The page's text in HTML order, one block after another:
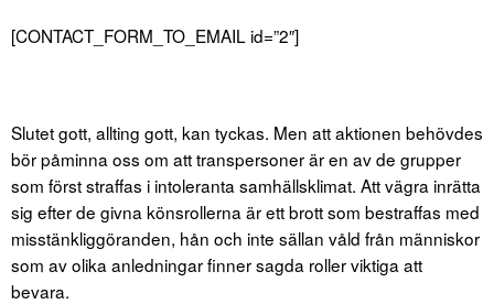
[CONTACT_FORM_TO_EMAIL id=”2″]
Slutet gott, allting gott, kan tyckas. Men att aktionen behövdes
bör påminna oss om att transpersoner är en av de grupper
som först straffas i intoleranta samhällsklimat. Att vägra inrätta
sig efter de givna könsrollerna är ett brott som bestraffas med
misstänkliggöranden, hån och inte sällan våld från människor
som av olika anledningar finner sagda roller viktiga att
bevara.